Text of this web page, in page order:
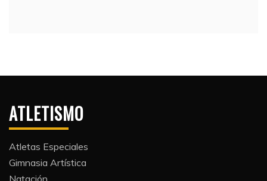
ATLETISMO
Atletas Especiales
Gimnasia Artística
Natación​